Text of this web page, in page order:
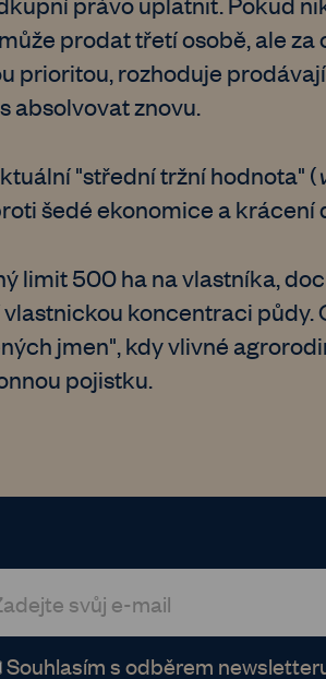
prodat třetí osobě, ale za
prioritou, rozhoduje
absolvovat znovu.
"střední tržní hodnota" (
šedé ekonomice a krácení
limit 500 ha na vlastníka,
koncentraci
jmen", kdy vlivné
pojistku.
Souhlasím s odběrem